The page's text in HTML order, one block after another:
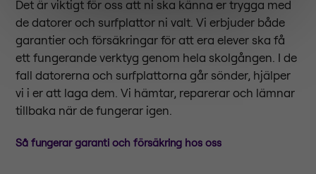
Det är viktigt för oss att ni ska känna er trygga med
de datorer och surfplattor ni valt. Vi erbjuder både
garantier och försäkringar för att era elever ska få
ett fungerande verktyg genom hela skolgången. I de
fall datorerna och surfplattorna går sönder, hjälper
vi i er att laga dem. Vi hämtar, reparerar och lämnar
tillbaka när de fungerar igen.
Så fungerar garanti och försäkring hos oss